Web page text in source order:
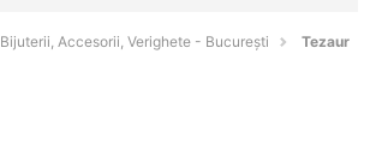
Bijuterii, Accesorii, Verighete - Bucureşti Tezaur